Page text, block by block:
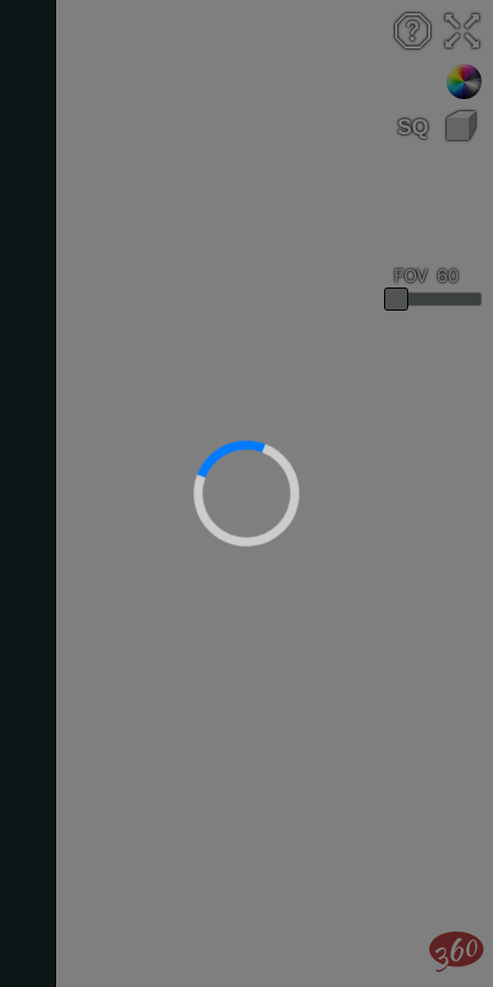
FOV: 60